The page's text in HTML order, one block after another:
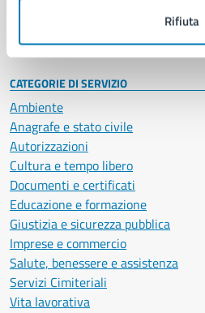
Rifiuta
Intranet, posta aziendale e protocollo
CATEGORIE DI SERVIZIO
Ambiente
Anagrafe e stato civile
Autorizzazioni
Cultura e tempo libero
Documenti e certificati
Educazione e formazione
Giustizia e sicurezza pubblica
Imprese e commercio
Salute, benessere e assistenza
Servizi Cimiteriali
Vita lavorativa